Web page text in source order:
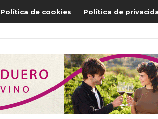
Política de cookies Política de